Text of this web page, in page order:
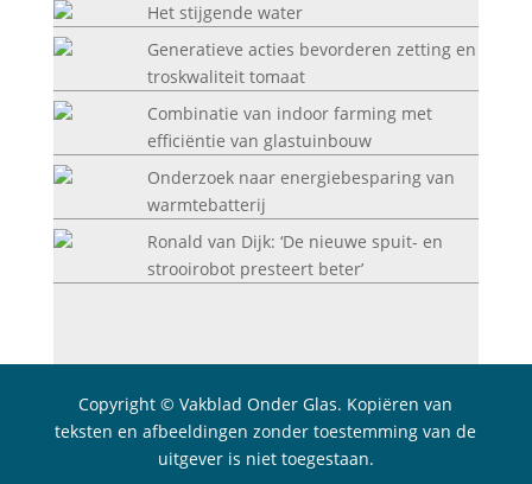
Het stijgende water
Generatieve acties bevorderen zetting en
troskwaliteit tomaat
Combinatie van indoor farming met
efficiëntie van glastuinbouw
Onderzoek naar energiebesparing van
warmtebatterij
Ronald van Dijk: ‘De nieuwe spuit- en
strooirobot presteert beter’
Copyright © Vakblad Onder Glas. Kopiëren van
teksten en afbeeldingen zonder toestemming van de
uitgever is niet toegestaan.